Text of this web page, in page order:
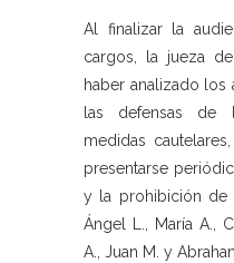
Al finalizar la
cargos, la jueza de
haber analizado
las defensas de
medidas
presentarse
y la prohibición de
Ángel L., María A.,
A., Juan M. y